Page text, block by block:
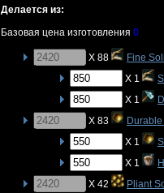
Делается из:
Базовая цена изготовления 0
X 88
Fine
X 1
X 1
X 83
X 1
X 1
X 42
Pliant